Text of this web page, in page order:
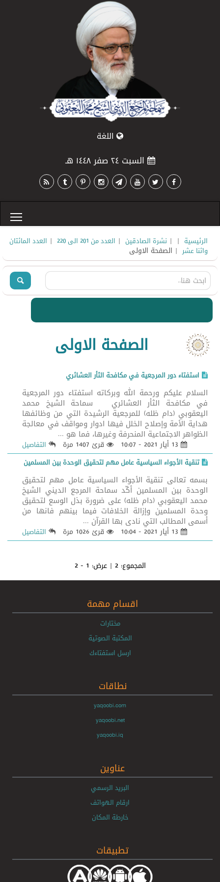
اللغة
السبت ٢٤ صفر ١٤٤٨ هـ
الرئيسية |
| نشرة الصادقين | العدد من 201 الى 220 | العدد المائتان
واثنا عشر | الصفحة الاولى
الصفحة الاولى
استفتاء دور المرجعية في مكافحة الثأر العشائري
السلام عليكم ورحمة الله وبركاته استفتاء دور المرجعية
في مكافحة الثأر العشائري سماحة الشيخ محمد
اليعقوبي (دام ظله) للمرجعية الرشيدة التي من وظائفها
هداية الأمة وإصلاح الخلل فيها ادوار ومواقف في معالجة
الظواهر الاجتماعية المنحرفة وغيرها، فما هو ...
قرئ 1407 مرة
التفاصيل
تنقية الأجواء السياسية عامل مهم لتحقيق الوحدة بين المسلمين
بسمه تعالى تنقية الأجواء السياسية عامل مهم لتحقيق
الوحدة بين المسلمين أكّد سماحة المرجع الديني الشيخ
محمد اليعقوبي (دام ظله) على ضرورة بذل الوسع لتحقيق
وحدة المسلمين وإزالة الخلافات فيما بينهم فانها من
أسمى المطالب التي نادى بها القرآن ...
قرئ 1026 مرة التفاصيل
المجموع:2 | عرض: 1 - 2
اقسام مهمة
مختارات
المكتبة الصوتية
ارسل استفتاءك
نطاقات
yaqoobi.com
yaqoobi.net
yaqoobi.iq
عناوين
البريد الرسمي
ارقام الهواتف
خارطة المكان
تطبيقات